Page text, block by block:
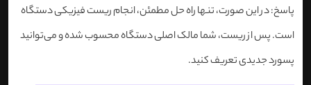
پاسخ: در این صورت، تنها راه حل مطمئن، انجام ریست فیزیکی دستگاه
است. پس از ریست، شما مالک اصلی دستگاه محسوب شده و می‌توانید
پسورد جدیدی تعریف کنید.